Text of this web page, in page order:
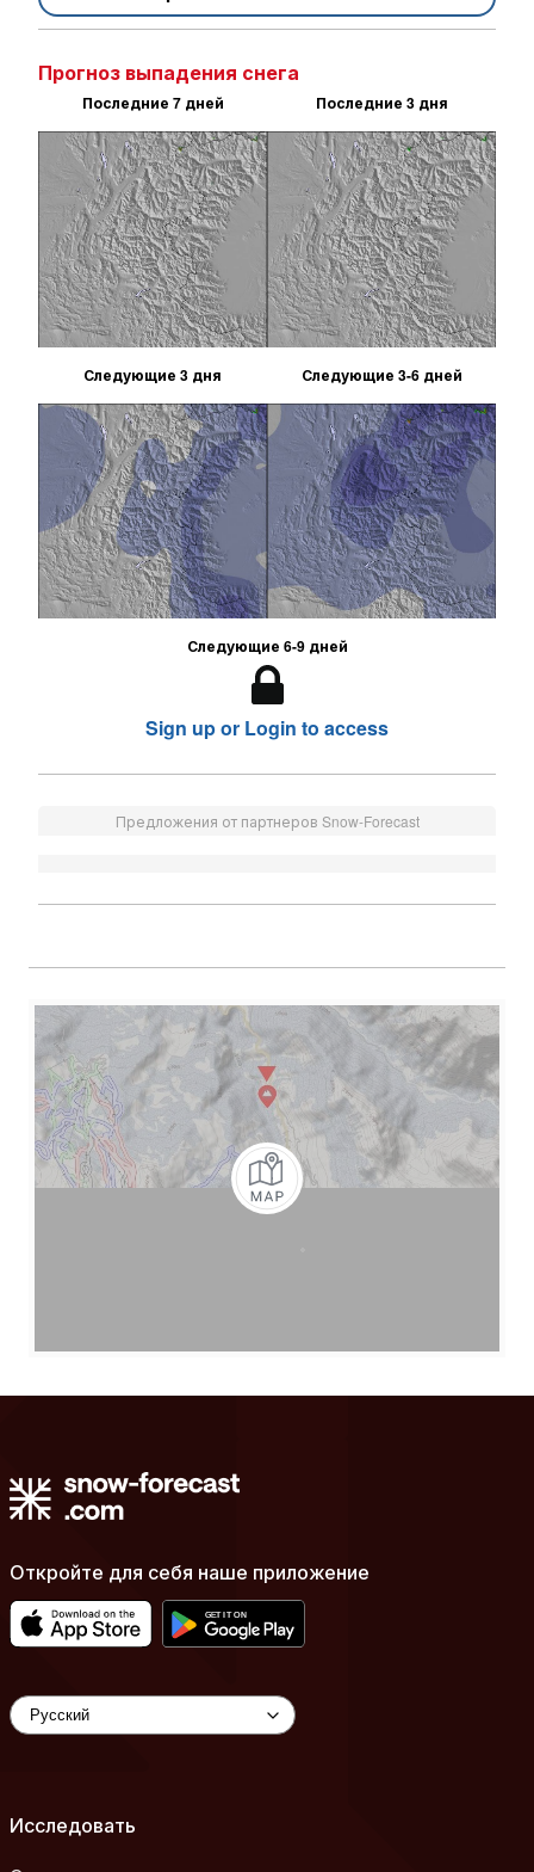
Прогноз выпадения снега
Последние 7 дней Последние 3 дня
Следующие 3 дня Следующие 3-6 дней
Следующие 6-9 дней
Sign up or Login to access
Предложения от партнеров Snow-Forecast
Откройте для себя наше приложение
Исследовать